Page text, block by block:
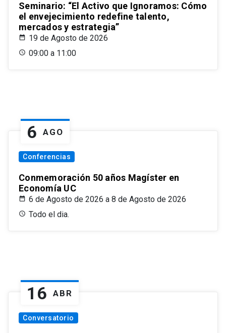
Seminario: “El Activo que Ignoramos: Cómo
el envejecimiento redefine talento,
mercados y estrategia”
19 de Agosto de 2026
09:00 a 11:00
6 AGO
Conferencias
Conmemoración 50 años Magíster en
Economía UC
6 de Agosto de 2026 a 8 de Agosto de 2026
Todo el dia.
16 ABR
Conversatorio